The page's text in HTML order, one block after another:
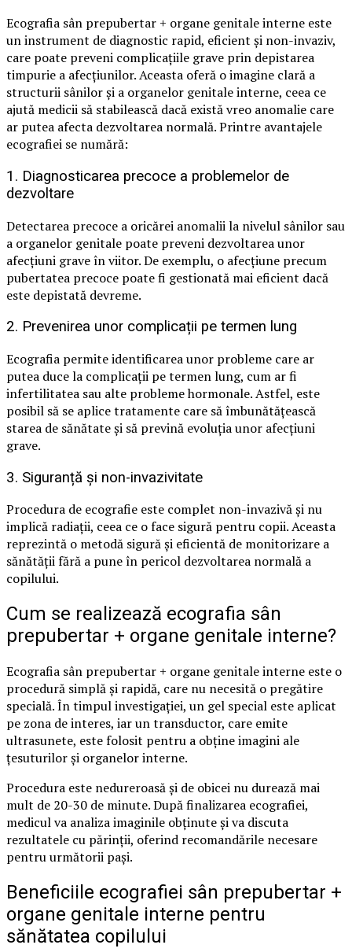
Ecografia sân prepubertar + organe genitale interne este
un instrument de diagnostic rapid, eficient și non-invaziv,
care poate preveni complicațiile grave prin depistarea
timpurie a afecțiunilor. Aceasta oferă o imagine clară a
structurii sânilor și a organelor genitale interne, ceea ce
ajută medicii să stabilească dacă există vreo anomalie care
ar putea afecta dezvoltarea normală. Printre avantajele
ecografiei se numără:
1. Diagnosticarea precoce a problemelor de
dezvoltare
Detectarea precoce a oricărei anomalii la nivelul sânilor sau
a organelor genitale poate preveni dezvoltarea unor
afecțiuni grave în viitor. De exemplu, o afecțiune precum
pubertatea precoce poate fi gestionată mai eficient dacă
este depistată devreme.
2. Prevenirea unor complicații pe termen lung
Ecografia permite identificarea unor probleme care ar
putea duce la complicații pe termen lung, cum ar fi
infertilitatea sau alte probleme hormonale. Astfel, este
posibil să se aplice tratamente care să îmbunătățească
starea de sănătate și să prevină evoluția unor afecțiuni
grave.
3. Siguranță și non-invazivitate
Procedura de ecografie este complet non-invazivă și nu
implică radiații, ceea ce o face sigură pentru copii. Aceasta
reprezintă o metodă sigură și eficientă de monitorizare a
sănătății fără a pune în pericol dezvoltarea normală a
copilului.
Cum se realizează ecografia sân
prepubertar + organe genitale interne?
Ecografia sân prepubertar + organe genitale interne este o
procedură simplă și rapidă, care nu necesită o pregătire
specială. În timpul investigației, un gel special este aplicat
pe zona de interes, iar un transductor, care emite
ultrasunete, este folosit pentru a obține imagini ale
țesuturilor și organelor interne.
Procedura este nedureroasă și de obicei nu durează mai
mult de 20-30 de minute. După finalizarea ecografiei,
medicul va analiza imaginile obținute și va discuta
rezultatele cu părinții, oferind recomandările necesare
pentru următorii pași.
Beneficiile ecografiei sân prepubertar +
organe genitale interne pentru
sănătatea copilului